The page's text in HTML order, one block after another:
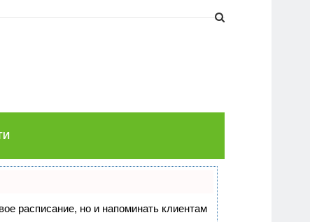
расписание, но и напоминать клиентам